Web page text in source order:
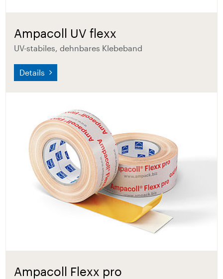
Ampacoll UV flexx
UV-stabiles, dehnbares Klebeband
Details
Ampacoll Flexx pro